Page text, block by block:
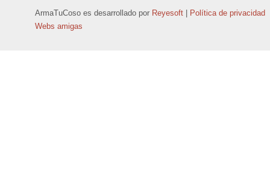
ArmaTuCoso es desarrollado por Reyesoft
Política de privacidad
Webs amigas